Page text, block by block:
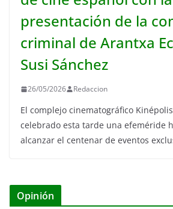
presentación de la
criminal de Arantxa
Susi Sánchez
26/05/2026 Redaccion
El complejo cinematográfico
celebrado esta tarde una efeméride
alcanzar el centenar de eventos
Opinión